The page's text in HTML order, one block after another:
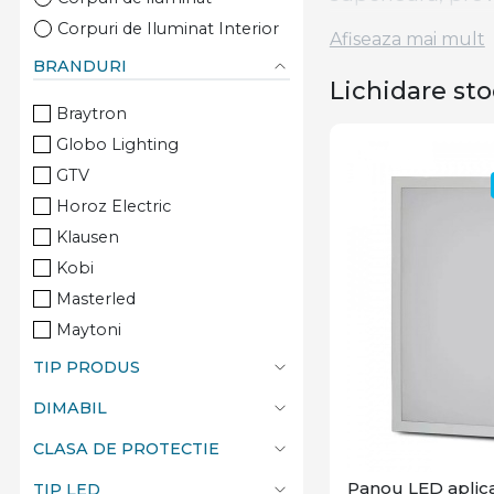
Corpuri de Iluminat Interior
BRANDURI
Braytron
Globo Lighting
GTV
Horoz Electric
Klausen
Kobi
Masterled
Maytoni
Optonica
Spectrum LED
Starke
TIP PRODUS
DIMABIL
CLASA DE PROTECTIE
TIP LED
Nu rata
și profită de
Afiseaza mai mult
Lichidare
Panou LED